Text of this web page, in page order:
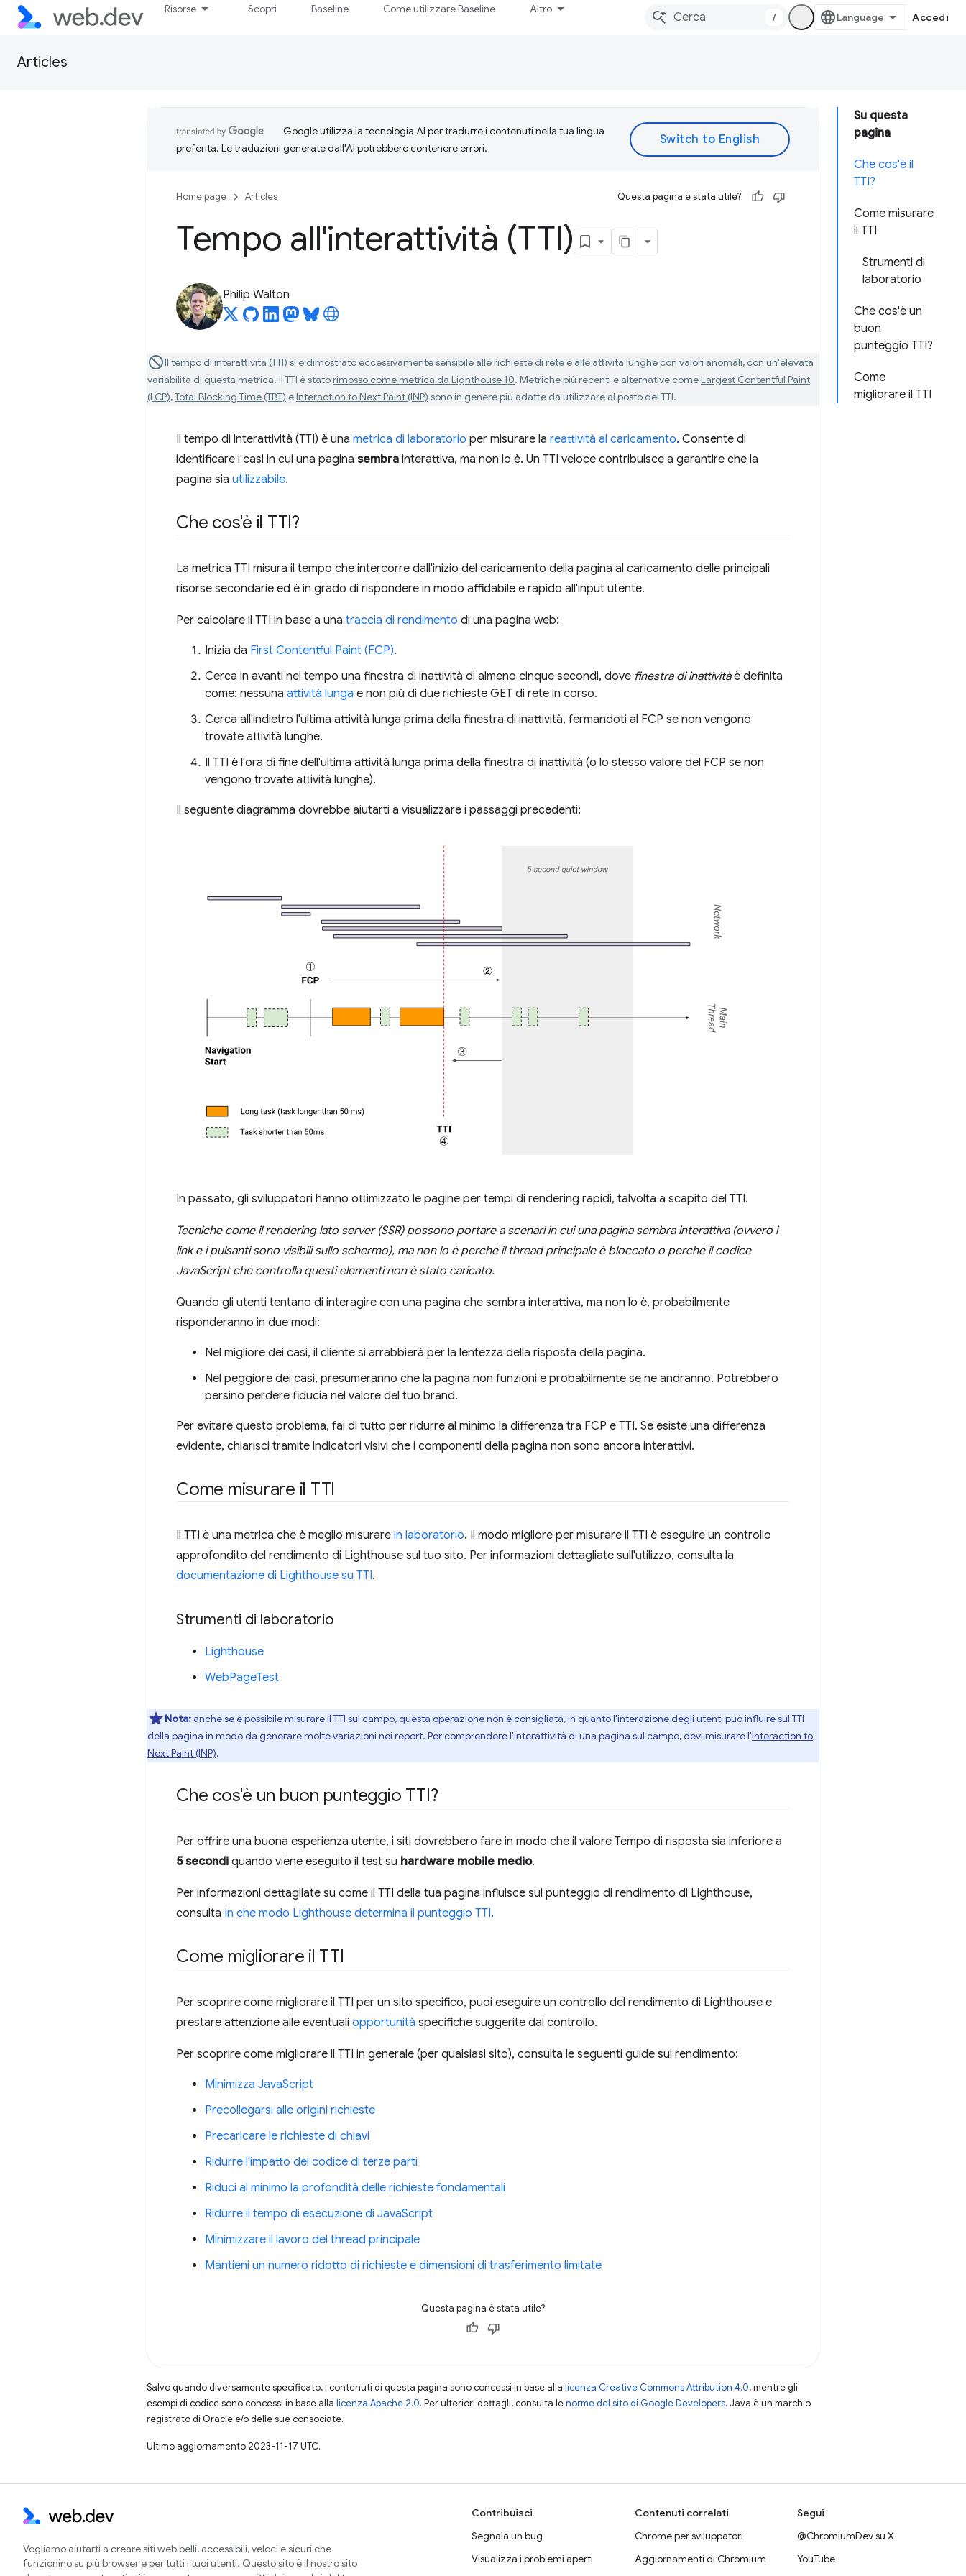
Risorse Scopri Baseline Come utilizzare Baseline Altro
/ Accedi
Articles
Su questa
pagina
Che cos'è il
TTI?
Come misurare
il TTI
Strumenti di
laboratorio
Che cos'è un
buon
punteggio TTI?
Come
migliorare il TTI
Google utilizza la tecnologia AI per tradurre i contenuti nella tua lingua
preferita. Le traduzioni generate dall'AI potrebbero contenere errori.
Home page Articles Questa pagina è stata utile?
Tempo all'interattività (TTI)
Philip Walton
Il tempo di interattività (TTI) si è dimostrato eccessivamente sensibile alle richieste di rete e alle attività lunghe con valori anomali, con un'elevata
variabilità di questa metrica. Il TTI è statorimosso come metrica da Lighthouse 10. Metriche più recenti e alternative comeLargest Contentful Paint
(LCP),Total Blocking Time (TBT) eInteraction to Next Paint (INP) sono in genere più adatte da utilizzare al posto del TTI.
Il tempo di interattività (TTI) è una metrica di laboratorio per misurare la reattività al caricamento. Consente di
identificare i casi in cui una pagina sembra interattiva, ma non lo è. Un TTI veloce contribuisce a garantire che la
pagina sia utilizzabile.
Che cos'è il TTI?
La metrica TTI misura il tempo che intercorre dall'inizio del caricamento della pagina al caricamento delle principali
risorse secondarie ed è in grado di rispondere in modo affidabile e rapido all'input utente.
Per calcolare il TTI in base a una traccia di rendimento di una pagina web:
Inizia da First Contentful Paint (FCP).
Cerca in avanti nel tempo una finestra di inattività di almeno cinque secondi, dove finestra di inattivitàè definita
come: nessuna attività lunga e non più di due richieste GET di rete in corso.
Cerca all'indietro l'ultima attività lunga prima della finestra di inattività, fermandoti al FCP se non vengono
trovate attività lunghe.
Il TTI è l'ora di fine dell'ultima attività lunga prima della finestra di inattività (o lo stesso valore del FCP se non
vengono trovate attività lunghe).
Il seguente diagramma dovrebbe aiutarti a visualizzare i passaggi precedenti:
In passato, gli sviluppatori hanno ottimizzato le pagine per tempi di rendering rapidi, talvolta a scapito del TTI.
Tecniche come il rendering lato server (SSR) possono portare a scenari in cui una pagina sembra interattiva (ovvero i
link e i pulsanti sono visibili sullo schermo), ma non lo è perché il thread principale è bloccato o perché il codice
JavaScript che controlla questi elementi non è stato caricato.
Quando gli utenti tentano di interagire con una pagina che sembra interattiva, ma non lo è, probabilmente
risponderanno in due modi:
Nel migliore dei casi, il cliente si arrabbierà per la lentezza della risposta della pagina.
Nel peggiore dei casi, presumeranno che la pagina non funzioni e probabilmente se ne andranno. Potrebbero
persino perdere fiducia nel valore del tuo brand.
Per evitare questo problema, fai di tutto per ridurre al minimo la differenza tra FCP e TTI. Se esiste una differenza
evidente, chiarisci tramite indicatori visivi che i componenti della pagina non sono ancora interattivi.
Come misurare il TTI
Il TTI è una metrica che è meglio misurare in laboratorio. Il modo migliore per misurare il TTI è eseguire un controllo
approfondito del rendimento di Lighthouse sul tuo sito. Per informazioni dettagliate sull'utilizzo, consulta la
documentazione di Lighthouse su TTI.
Strumenti di laboratorio
Lighthouse
WebPageTest
Nota:anche se è possibile misurare il TTI sul campo, questa operazione non è consigliata, in quanto l'interazione degli utenti può influire sul TTI
della pagina in modo da generare molte variazioni nei report. Per comprendere l'interattività di una pagina sul campo, devi misurare l'Interaction to
Next Paint (INP).
Che cos'è un buon punteggio TTI?
Per offrire una buona esperienza utente, i siti dovrebbero fare in modo che il valore Tempo di risposta sia inferiore a
5 secondi quando viene eseguito il test su hardware mobile medio.
Per informazioni dettagliate su come il TTI della tua pagina influisce sul punteggio di rendimento di Lighthouse,
consulta In che modo Lighthouse determina il punteggio TTI.
Come migliorare il TTI
Per scoprire come migliorare il TTI per un sito specifico, puoi eseguire un controllo del rendimento di Lighthouse e
prestare attenzione alle eventuali opportunità specifiche suggerite dal controllo.
Per scoprire come migliorare il TTI in generale (per qualsiasi sito), consulta le seguenti guide sul rendimento:
Minimizza JavaScript
Precollegarsi alle origini richieste
Precaricare le richieste di chiavi
Ridurre l'impatto del codice di terze parti
Riduci al minimo la profondità delle richieste fondamentali
Ridurre il tempo di esecuzione di JavaScript
Minimizzare il lavoro del thread principale
Mantieni un numero ridotto di richieste e dimensioni di trasferimento limitate
Questa pagina è stata utile?
Salvo quando diversamente specificato, i contenuti di questa pagina sono concessi in base alla licenza Creative Commons Attribution 4.0, mentre gli
esempi di codice sono concessi in base alla licenza Apache 2.0. Per ulteriori dettagli, consulta lenorme del sito di Google Developers. Java è un marchio
registrato di Oracle e/o delle sue consociate.
Ultimo aggiornamento 2023-11-17 UTC.
Vogliamo aiutarti a creare siti web belli, accessibili, veloci e sicuri che
funzionino su più browser e per tutti i tuoi utenti. Questo sito è il nostro sito
Contribuisci
Segnala un bug
Visualizza i problemi aperti
Contenuti correlati
Chrome per sviluppatori
Aggiornamenti di Chromium
Segui
@ChromiumDev su X
YouTube